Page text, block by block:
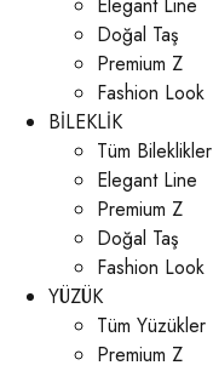
Elegant Line
Doğal Taş
Premium Z
Fashion Look
BİLEKLİK
Tüm Bileklikler
Elegant Line
Premium Z
Doğal Taş
Fashion Look
YÜZÜK
Tüm Yüzükler
Premium Z